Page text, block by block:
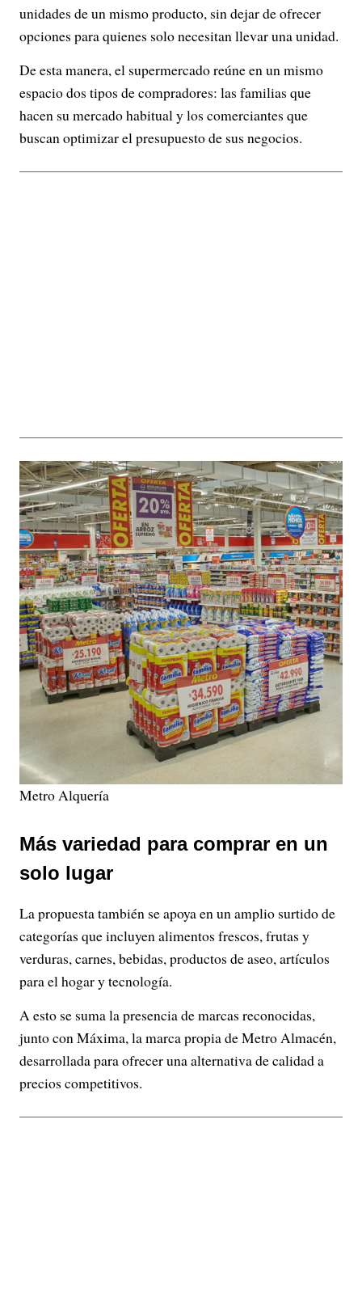
unidades de un mismo producto, sin dejar de ofrecer
opciones para quienes solo necesitan llevar una unidad.
De esta manera, el supermercado reúne en un mismo
espacio dos tipos de compradores: las familias que
hacen su mercado habitual y los comerciantes que
buscan optimizar el presupuesto de sus negocios.
Metro Alquería
Más variedad para comprar en un
solo lugar
La propuesta también se apoya en un amplio surtido de
categorías que incluyen alimentos frescos, frutas y
verduras, carnes, bebidas, productos de aseo, artículos
para el hogar y tecnología.
A esto se suma la presencia de marcas reconocidas,
junto con Máxima, la marca propia de Metro Almacén,
desarrollada para ofrecer una alternativa de calidad a
precios competitivos.